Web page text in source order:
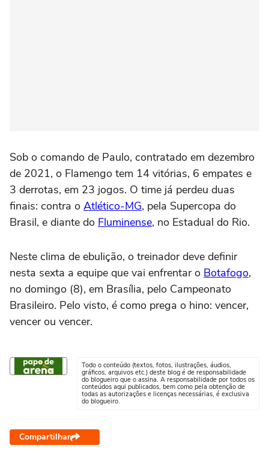
Sob o comando de Paulo, contratado em dezembro
de 2021, o Flamengo tem 14 vitórias, 6 empates e
3 derrotas, em 23 jogos. O time já perdeu duas
finais: contra o Atlético-MG, pela Supercopa do
Brasil, e diante do Fluminense, no Estadual do Rio.
Neste clima de ebulição, o treinador deve definir
nesta sexta a equipe que vai enfrentar o Botafogo,
no domingo (8), em Brasília, pelo Campeonato
Brasileiro. Pelo visto, é como prega o hino: vencer,
vencer ou vencer.
Todo o conteúdo (textos, fotos, ilustrações, áudios,
gráficos, arquivos etc.) deste blog é de responsabilidade
do blogueiro que o assina. A responsabilidade por todos os
conteúdos aqui publicados, bem como pela obtenção de
todas as autorizações e licenças necessárias, é exclusiva
do blogueiro.
Compartilhar